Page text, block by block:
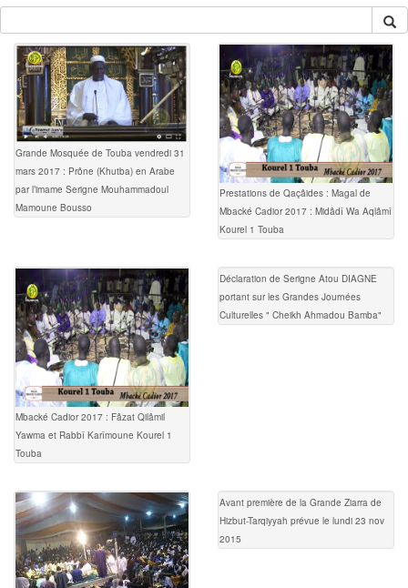
Grande Mosquée de Touba vendredi 31
mars 2017 : Prône (Khutba) en Arabe
par l’imame Serigne Mouhammadoul
Mamoune Bousso
Prestations de Qaçâides : Magal de
Mbacké Cadior 2017 : Midâdî Wa Aqlâmî
Kourel 1 Touba
Mbacké Cadior 2017 : Fâzat Qilâmil
Yawma et Rabbî Karîmoune Kourel 1
Touba
Déclaration de Serigne Atou DIAGNE
portant sur les Grandes Journées
Culturelles " Cheikh Ahmadou Bamba"
Avant première de la Grande Ziarra de
Hizbut-Tarqiyyah prévue le lundi 23 nov
2015